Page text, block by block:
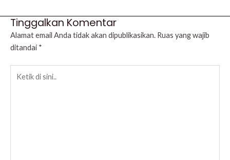
Tinggalkan Komentar
Alamat email Anda tidak akan dipublikasikan. Ruas yang wajib
ditandai *